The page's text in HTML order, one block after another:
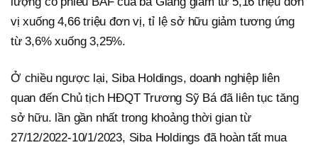
vị xuống 4,66 triệu đơn vị, tỉ lệ sở hữu giảm tương ứng
từ 3,6% xuống 3,25%.
Ở chiều ngược lại, Siba Holdings, doanh nghiệp liên
quan đến Chủ tịch HĐQT Trương Sỹ Bá đã liên tục tăng
sở hữu. lần gần nhất trong khoảng thời gian từ
27/12/2022-10/1/2023, Siba Holdings đã hoàn tất mua